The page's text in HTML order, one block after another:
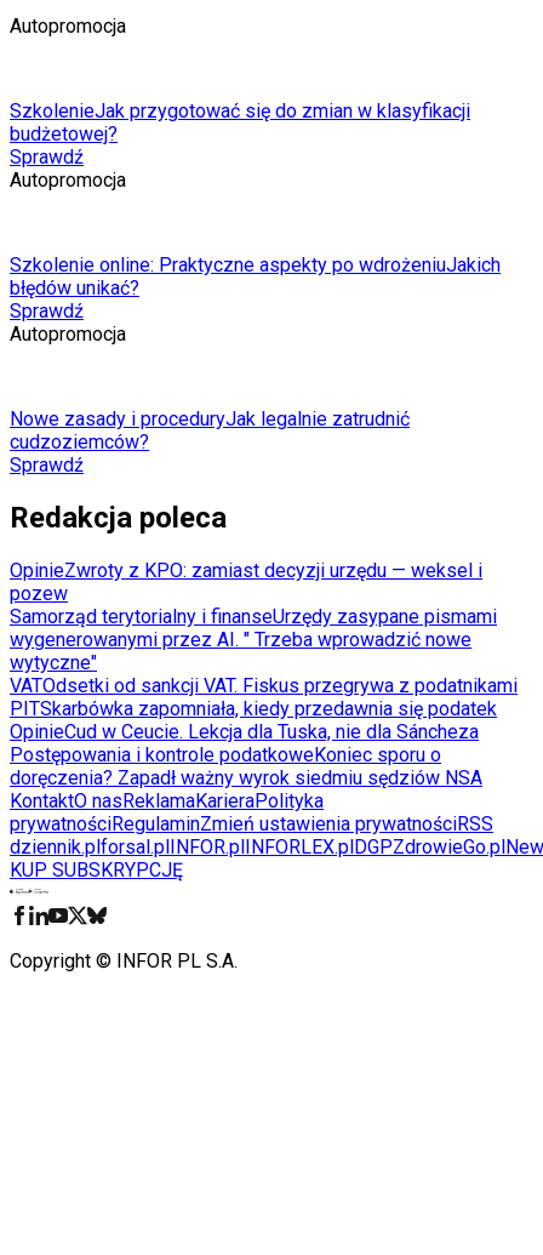
Autopromocja
SzkolenieJak przygotować się do zmian w klasyfikacji
budżetowej?
Sprawdź
Autopromocja
Szkolenie online: Praktyczne aspekty po wdrożeniuJakich
błędów unikać?
Sprawdź
Autopromocja
Nowe zasady i proceduryJak legalnie zatrudnić
cudzoziemców?
Sprawdź
Redakcja poleca
OpinieZwroty z KPO: zamiast decyzji urzędu — weksel i
pozew
Samorząd terytorialny i finanseUrzędy zasypane pismami
wygenerowanymi przez AI. " Trzeba wprowadzić nowe
wytyczne"
VATOdsetki od sankcji VAT. Fiskus przegrywa z podatnikami
PITSkarbówka zapomniała, kiedy przedawnia się podatek
OpinieCud w Ceucie. Lekcja dla Tuska, nie dla Sáncheza
Postępowania i kontrole podatkoweKoniec sporu o
doręczenia? Zapadł ważny wyrok siedmiu sędziów NSA
KontaktO nasReklamaKarieraPolityka
prywatnościRegulaminZmień ustawienia prywatnościRSS
dziennik.plforsal.plINFOR.plINFORLEX.plDGPZdrowieGo.pl
KUP SUBSKRYPCJĘ
Copyright © INFOR PL S.A.